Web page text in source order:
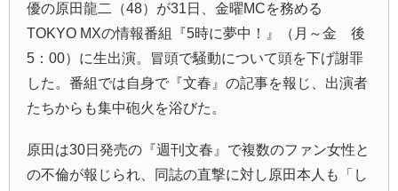
優の原田龍二
（48）が31日、金曜MCを務める
TOKYO MXの情報番組『5時に夢中！
』（月～金 後
5：00）に生出演。冒頭で騒動について頭を下げ謝罪
した。番組では自身で『文春』の記事を報じ、出演者
たちからも集中砲火を浴びた。
原田は30日発売の『週刊文春』で複数のファン女性と
の不倫が報じられ、同誌の直撃に対し原田本人も「し